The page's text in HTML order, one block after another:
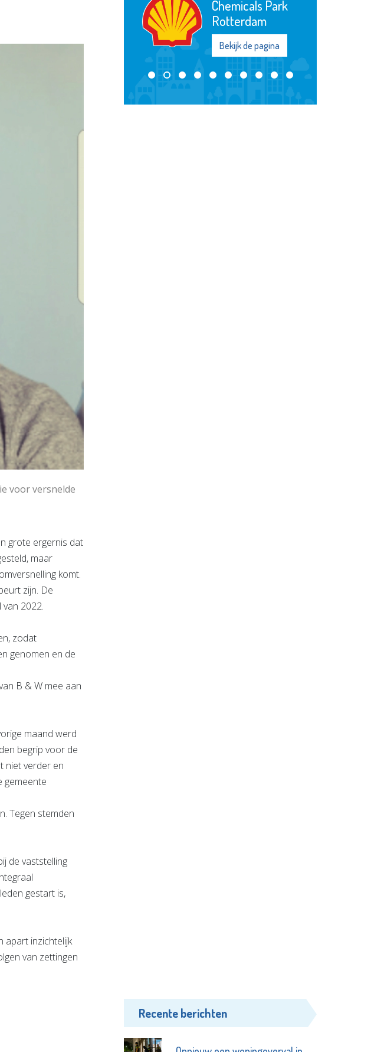
voor versnelde
grote ergernis dat
maar
komt.
zijn. De
2022.
zodat
genomen en de
B & W mee aan
maand werd
begrip voor de
niet verder en
gemeente
Tegen stemden
de vaststelling
gestart is,
apart inzichtelijk
van zettingen
Boekhuis
Chemicals Park
Rotterdam
Bekijk de pagina
Recente berichten